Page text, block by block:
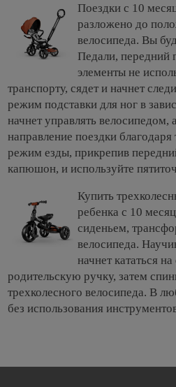
Поездки с 10
разложено до
велосипеда. Вы
Педали, передний
элементы не
транспорту, сядет и начнет
режим подставки для ног в
начнет управлять велосипедом,
направление поездки
режим езды, прикрепив
капюшон, и используйте
Купить
ребенка с 10
сиденьем,
велосипеда.
начнет кататься
родительскую ручку, затем
трехколесного велосипеда. В
без использования